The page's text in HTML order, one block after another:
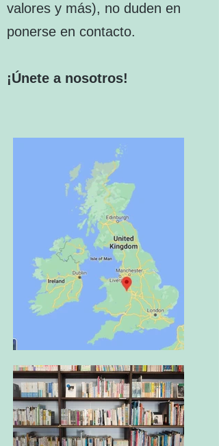
valores y más), no duden en
ponerse en contacto.
¡Únete a nosotros!